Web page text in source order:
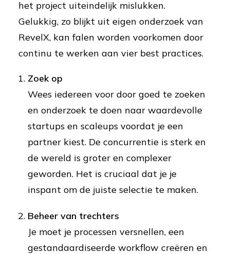
het project uiteindelijk mislukken.
Gelukkig, zo blijkt uit eigen onderzoek van
RevelX, kan falen worden voorkomen door
continu te werken aan vier best practices.
Zoek op
Wees iedereen voor door goed te zoeken
en onderzoek te doen naar waardevolle
startups en scaleups voordat je een
partner kiest. De concurrentie is sterk en
de wereld is groter en complexer
geworden. Het is cruciaal dat je je
inspant om de juiste selectie te maken.
Beheer van trechters
Je moet je processen versnellen, een
gestandaardiseerde workflow creëren en